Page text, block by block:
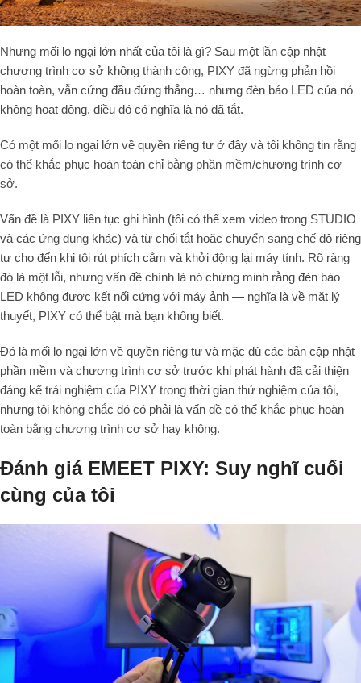
Nhưng mối lo ngại lớn nhất của tôi là gì? Sau một lần cập nhật
chương trình cơ sở không thành công, PIXY đã ngừng phản hồi
hoàn toàn, vẫn cứng đầu đứng thẳng… nhưng đèn báo LED của nó
không hoạt động, điều đó có nghĩa là nó đã tắt.
Có một mối lo ngại lớn về quyền riêng tư ở đây và tôi không tin rằng
có thể khắc phục hoàn toàn chỉ bằng phần mềm/chương trình cơ
sở.
Vấn đề là PIXY liên tục ghi hình (tôi có thể xem video trong STUDIO
và các ứng dụng khác) và từ chối tắt hoặc chuyển sang chế độ riêng
tư cho đến khi tôi rút phích cắm và khởi động lại máy tính. Rõ ràng
đó là một lỗi, nhưng vấn đề chính là nó chứng minh rằng đèn báo
LED không được kết nối cứng với máy ảnh — nghĩa là về mặt lý
thuyết, PIXY có thể bật mà bạn không biết.
Đó là mối lo ngại lớn về quyền riêng tư và mặc dù các bản cập nhật
phần mềm và chương trình cơ sở trước khi phát hành đã cải thiện
đáng kể trải nghiệm của PIXY trong thời gian thử nghiệm của tôi,
nhưng tôi không chắc đó có phải là vấn đề có thể khắc phục hoàn
toàn bằng chương trình cơ sở hay không.
Đánh giá EMEET PIXY: Suy nghĩ cuối
cùng của tôi